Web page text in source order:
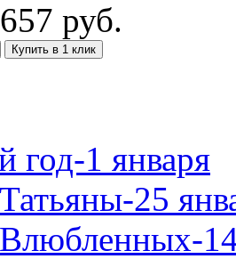
руб.
Купить в 1 клик
год-1 января
25